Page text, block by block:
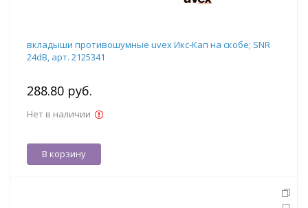
вкладыши противошумные uvex Икс-Кап на скобе; SNR
24dB, арт. 2125341
288.80 руб.
Нет в наличии
В корзину